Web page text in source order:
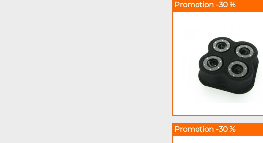
Promotion -30 %
Promotion -30 %